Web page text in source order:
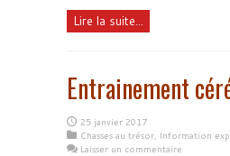
Lire la suite...
Entrainement
25 janvier 2017
Chasses au trésor, Information
Laisser un commentaire